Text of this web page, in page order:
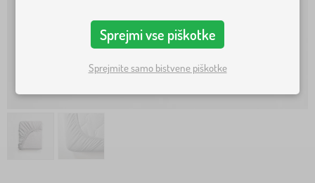
Sprejmi vse piškotke
Sprejmite samo bistvene piškotke